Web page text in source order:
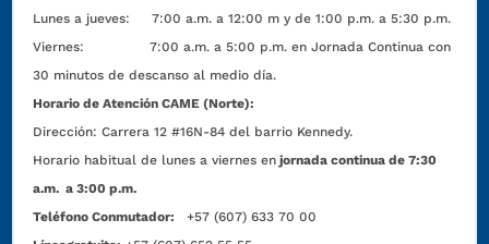
Lunes a jueves: 7:00 a.m. a 12:00 m y de 1:00 p.m. a 5:30 p.m.
Viernes: 7:00 a.m. a 5:00 p.m. en Jornada Continua con
30 minutos de descanso al medio día.
Horario de Atención CAME (Norte):
Dirección:Carrera 12 #16N-84 del barrio Kennedy.
Horario habitual de lunes a viernes en jornada continua de 7:30
a.m. a 3:00 p.m.
Teléfono Conmutador:
+57 (607) 633 70 00